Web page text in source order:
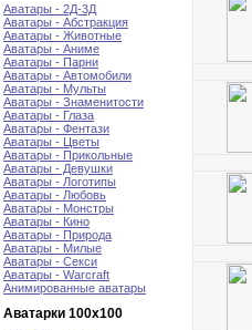
Аватары - 2Д-3Д
Аватары - Абстракция
Аватары - Животные
Аватары - Аниме
Аватары - Парни
Аватары - Автомобили
Аватары - Мульты
Аватары - Знаменитости
Аватары - Глаза
Аватары - Фентази
Аватары - Цветы
Аватары - Прикольные
Аватары - Девушки
Аватары - Логотипы
Аватары - Любовь
Аватары - Монстры
Аватары - Кино
Аватары - Природа
Аватары - Милые
Аватары - Секси
Аватары - Warcraft
Анимированные аватары
Аватарки 100х100